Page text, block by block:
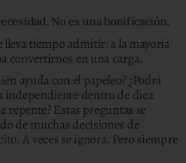
No es una bonificación.
lleva tiempo admitir: a la mayoría
convertirnos en una carga.
ayuda con el papeleo? ¿Podrá
independiente dentro de diez
repente? Estas preguntas se
de muchas decisiones de
A veces se ignora. Pero siempre